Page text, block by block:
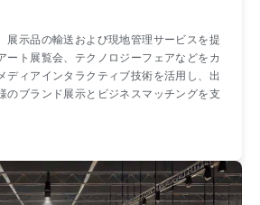
展示品の輸送および現地管理サービスを提
ート展覧会、テクノロジーフェアなどをカ
ディアインタラクティブ技術を活用し、出
のブランド展示とビジネスマッチングを支